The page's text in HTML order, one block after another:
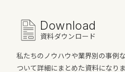
Download
資料ダウンロード
私たちのノウハウや業界別の事例
ついて詳細にまとめた資料になり